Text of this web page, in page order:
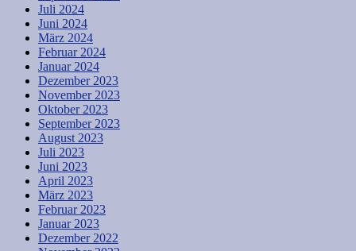
Juli 2024
Juni 2024
März 2024
Februar 2024
Januar 2024
Dezember 2023
November 2023
Oktober 2023
September 2023
August 2023
Juli 2023
Juni 2023
April 2023
März 2023
Februar 2023
Januar 2023
Dezember 2022